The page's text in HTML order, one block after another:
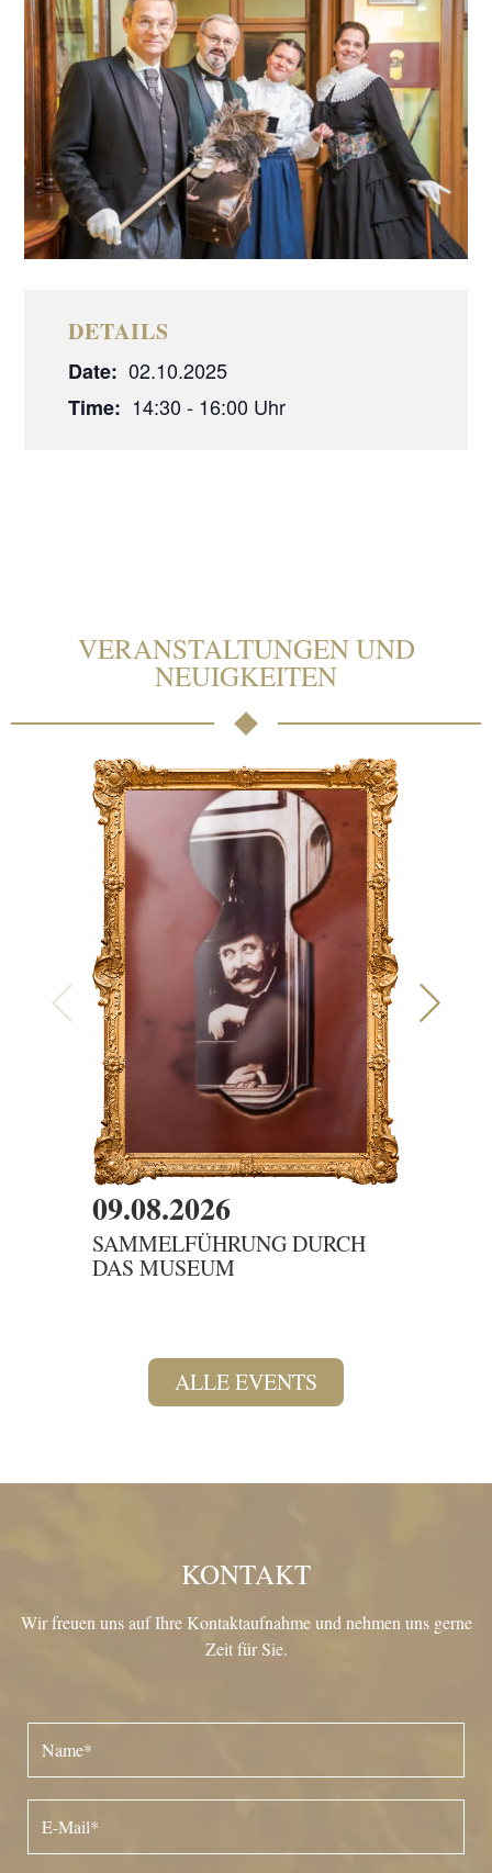
DETAILS
Date: 02.10.2025
Time: 14:30 - 16:00
VERANSTALTUNGEN UND
NEUIGKEITEN
09.08.2026
SAMMELFÜHRUNG DURCH
DAS MUSEUM
ALLE EVENTS
KONTAKT
Wir freuen uns auf Ihre Kontaktaufnahme und nehmen uns gerne
Zeit für Sie.